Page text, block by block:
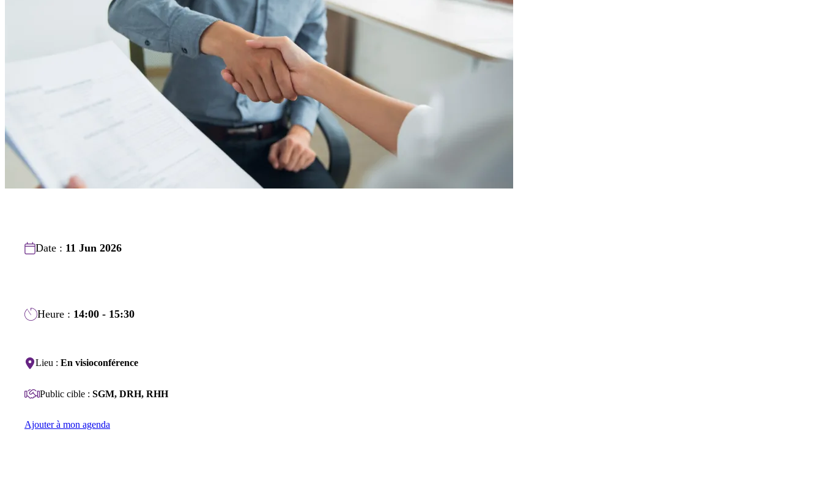
Date : 11 Jun 2026
Heure : 14:00 - 15:30
Lieu : En visioconférence
Public cible : SGM, DRH, RHH
Ajouter à mon agenda